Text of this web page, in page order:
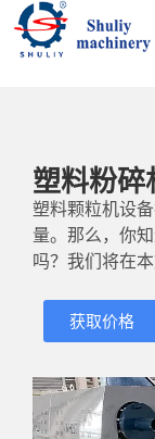
塑料粉
塑料颗粒机设
量。那么，你
吗？我们将在
获取价格